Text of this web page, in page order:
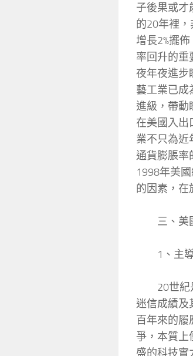
子後果或才
的20年裡
增長2%擺
率回升的重
夜年夜進步
藝工業已成
進級，帶動
在美國入出
業不只為近
通貨膨脹率
1998年美
的因素，在
三、美國
1、主導
20世紀是
迷信成績及
百年來的履
爭，本質上
盛的科技實